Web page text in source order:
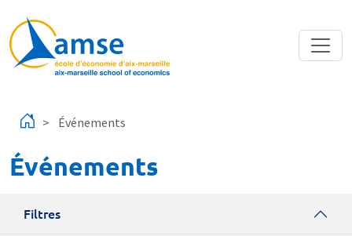
Événements
Événements
Filtres